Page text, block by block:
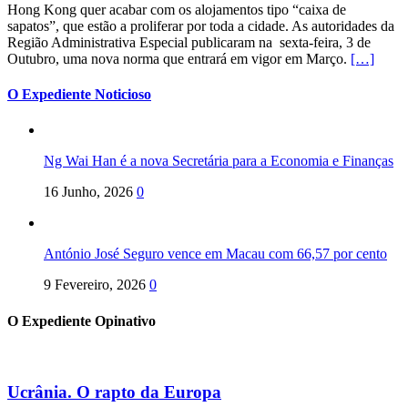
Hong Kong quer acabar com os alojamentos tipo “caixa de
sapatos”, que estão a proliferar por toda a cidade. As autoridades da
Região Administrativa Especial publicaram na sexta-feira, 3 de
Outubro, uma nova norma que entrará em vigor em Março. […]
O Expediente Noticioso
Ng Wai Han é a nova Secretária para a Economia e Finanças
16 Junho, 2026 0
António José Seguro vence em Macau com 66,57 por cento
9 Fevereiro, 2026 0
O Expediente Opinativo
Ucrânia. O rapto da Europa